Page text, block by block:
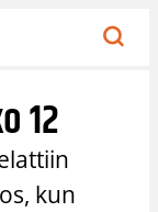
12
kun